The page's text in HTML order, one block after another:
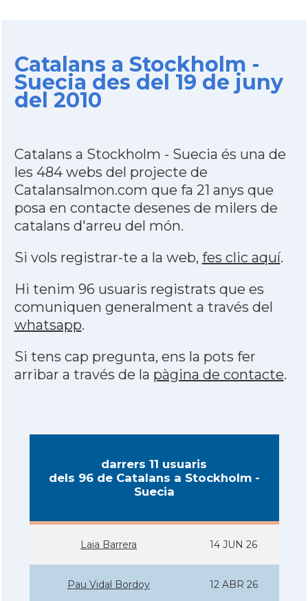
Catalans a Stockholm -
Suecia des del 19 de juny
del 2010
Catalans a Stockholm - Suecia és una de
les 484 webs del projecte de
Catalansalmon.com que fa 21 anys que
posa en contacte desenes de milers de
catalans d'arreu del món.
Si vols registrar-te a la web, fes clic aquí.
Hi tenim 96 usuaris registrats que es
comuniquen generalment a través del
whatsapp.
Si tens cap pregunta, ens la pots fer
arribar a través de la pàgina de contacte.
darrers 11 usuaris
dels 96 de Catalans a Stockholm -
Suecia
Laia Barrera 14 JUN 26
Pau Vidal Bordoy 12 ABR 26